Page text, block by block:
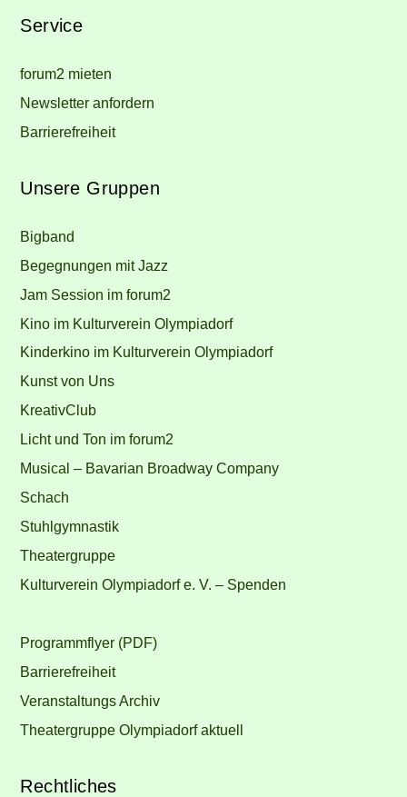
Service
forum2 mieten
Newsletter anfordern
Barrierefreiheit
Unsere Gruppen
Bigband
Begegnungen mit Jazz
Jam Session im forum2
Kino im Kulturverein Olympiadorf
Kinderkino im Kulturverein Olympiadorf
Kunst von Uns
KreativClub
Licht und Ton im forum2
Musical – Bavarian Broadway Company
Schach
Stuhlgymnastik
Theatergruppe
Kulturverein Olympiadorf e. V. – Spenden
Programmflyer (PDF)
Barrierefreiheit
Veranstaltungs Archiv
Theatergruppe Olympiadorf aktuell
Rechtliches